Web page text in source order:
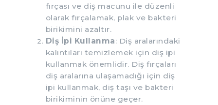
fırçası ve diş macunu ile düzenli
olarak fırçalamak, plak ve bakteri
birikimini azaltır.
Diş İpi Kullanma: Diş aralarındaki
kalıntıları temizlemek için diş ipi
kullanmak önemlidir. Diş fırçaları
diş aralarına ulaşamadığı için diş
ipi kullanmak, diş taşı ve bakteri
birikiminin önüne geçer.